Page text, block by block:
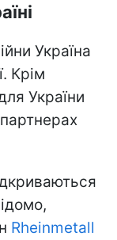
Україна
Крім
України
Rheinmetall